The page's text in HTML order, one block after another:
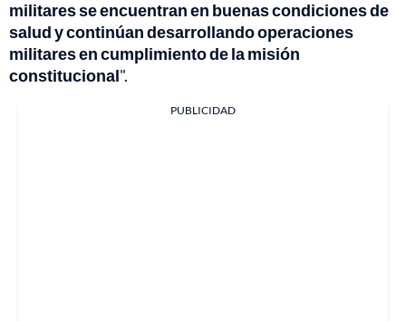
militares se encuentran en buenas condiciones de
salud y continúan desarrollando operaciones
militares en cumplimiento de la misión
constitucional".
PUBLICIDAD